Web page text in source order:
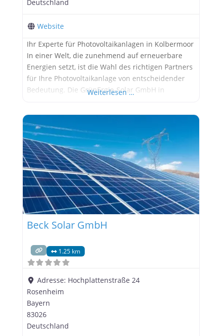
Deutschland
Website
Ihr Experte für Photovoltaikanlagen in Kolbermoor
In einer Welt, die zunehmend auf erneuerbare
Energien setzt, ist die Wahl des richtigen Partners
für Ihre Photovoltaikanlage von entscheidender
Bedeutung. Die GrünErgie-Solar GmbH in
langjährigen Erfahrung und unserem Engagement
für Nachhaltigkeit sind wir Ihr idealer Partner für
Photovoltaikanlagen. Warum Photovoltaik?
Photovoltaikanlagen
Weiterlesen …
Beck Solar GmbH
1.25 km
Adresse: Hochplattenstraße 24
Rosenheim
Bayern
83026
Deutschland